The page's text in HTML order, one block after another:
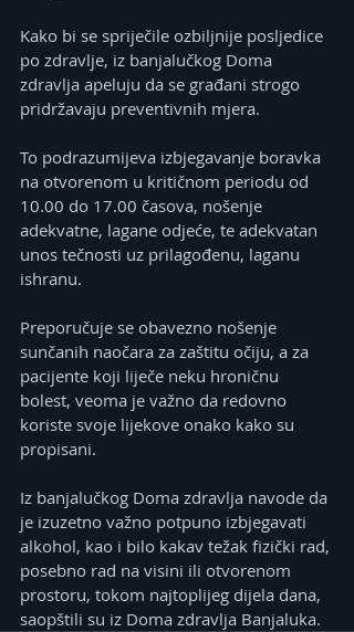
Kako bi se spriječile ozbiljnije posljedice
po zdravlje, iz banjalučkog Doma
zdravlja apeluju da se građani strogo
pridržavaju preventivnih mjera.
To podrazumijeva izbjegavanje boravka
na otvorenom u kritičnom periodu od
10.00 do 17.00 časova, nošenje
adekvatne, lagane od‌jeće, te adekvatan
unos tečnosti uz prilagođenu, laganu
ishranu.
Preporučuje se obavezno nošenje
sunčanih naočara za zaštitu očiju, a za
pacijente koji liječe neku hroničnu
bolest, veoma je važno da redovno
koriste svoje lijekove onako kako su
propisani.
Iz banjalučkog Doma zdravlja navode da
je izuzetno važno potpuno izbjegavati
alkohol, kao i bilo kakav težak fizički rad,
posebno rad na visini ili otvorenom
prostoru, tokom najtoplijeg dijela dana,
saopštili su iz Doma zdravlja Banjaluka.